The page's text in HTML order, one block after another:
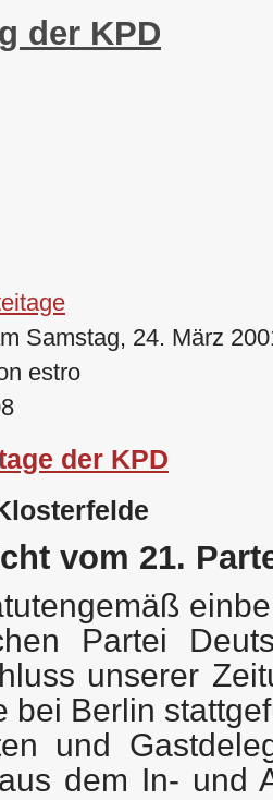
der KPD
Samstag, 24. März
estro
der KPD
vom 21.
Partei
unserer
bei Berlin
und
dem In- und